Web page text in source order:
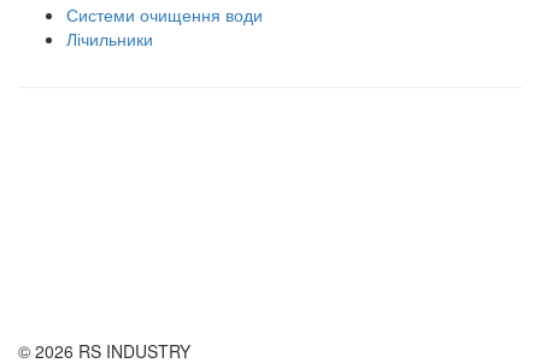
Системи очищення води
Лічильники
© 2026 RS INDUSTRY